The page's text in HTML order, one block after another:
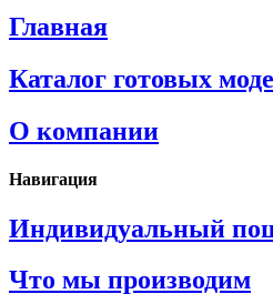
Главная
Каталог готовых
О компании
Навигация
Индивидуальный
Что мы производим